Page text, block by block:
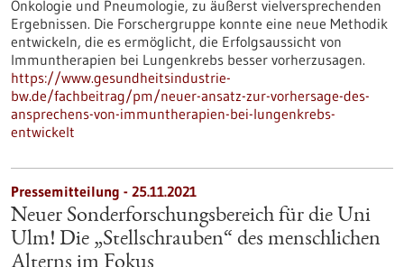
Onkologie und Pneumologie, zu äußerst vielversprechenden
Ergebnissen. Die Forschergruppe konnte eine neue Methodik
entwickeln, die es ermöglicht, die Erfolgsaussicht von
Immuntherapien bei Lungenkrebs besser vorherzusagen.
https://www.gesundheitsindustrie-
bw.de/fachbeitrag/pm/neuer-ansatz-zur-vorhersage-des-
ansprechens-von-immuntherapien-bei-lungenkrebs-
entwickelt
Pressemitteilung - 25.11.2021
Neuer Sonderforschungsbereich für die Uni
Ulm! Die „Stellschrauben“ des menschlichen